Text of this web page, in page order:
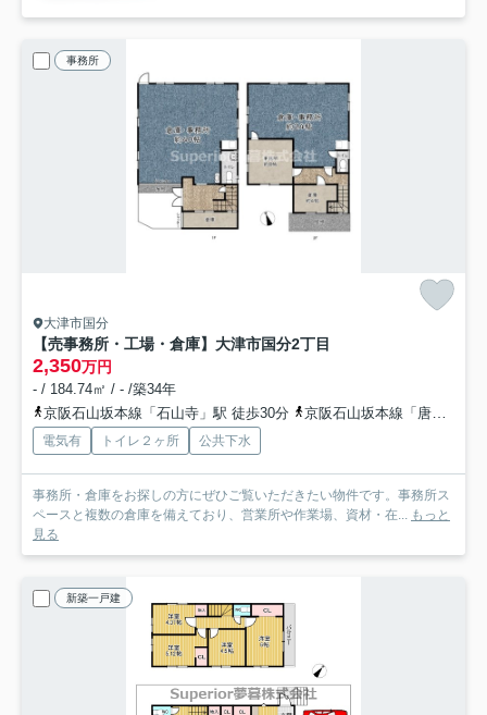
事務所
大津市国分
【売事務所・工場・倉庫】大津市国分2丁目
2,350万円
- / 184.74㎡ / - /築34年
京阪石山坂本線「石山寺」駅 徒歩30分
京阪石山坂本線「唐橋前」駅 徒歩33分
電気有 トイレ２ヶ所 公共下水
事務所・倉庫をお探しの方にぜひご覧いただきたい物件です。事務所ス
ペースと複数の倉庫を備えており、営業所や作業場、資材・在...
もっと
見る
新築一戸建